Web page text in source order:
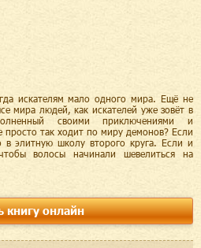
искателям мало одного мира. Ещё не
мира людей, как искателей уже зовёт в
своими приключениями и
просто так ходит по миру демонов? Если
в элитную школу второго круга. Если и
волосы начинали шевелиться на
книгу онлайн